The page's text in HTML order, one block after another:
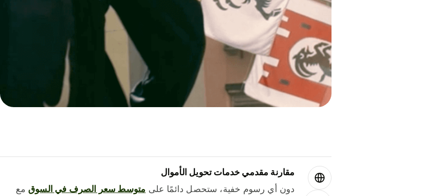
مقارنة مقدمي خدمات تحويل الأموال
دون أي رسوم خفية، ستحصل دائمًا على متوسط ​​سعر الصرف في السوق مع